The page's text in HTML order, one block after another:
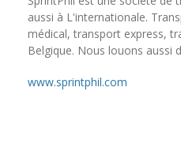
aussi à L'internationale.
médical, transport express,
Belgique. Nous louons aussi
www.sprintphil.com